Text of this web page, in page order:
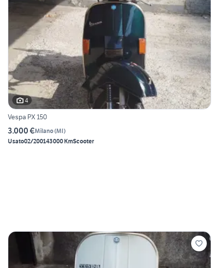
4
Vespa PX 150
3.000 €Milano(MI)
Usato02/200143000 KmScooter